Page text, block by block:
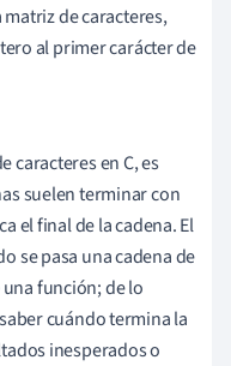
de caracteres,
al primer carácter de
caracteres en C, es
suelen terminar con
el final de la cadena. El
se pasa una cadena de
función; de lo
cuándo termina la
inesperados o